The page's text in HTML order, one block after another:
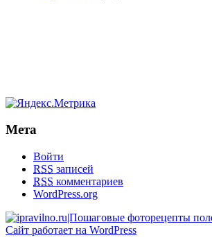
Мета
Войти
RSS записей
RSS комментариев
WordPress.org
Сайт работает на WordPress